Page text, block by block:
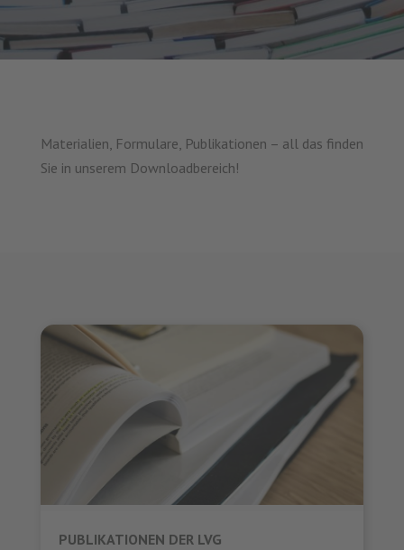
Materialien, Formulare, Publikationen – all das finden
Sie in unserem Downloadbereich!
PUBLIKATIONEN DER LVG